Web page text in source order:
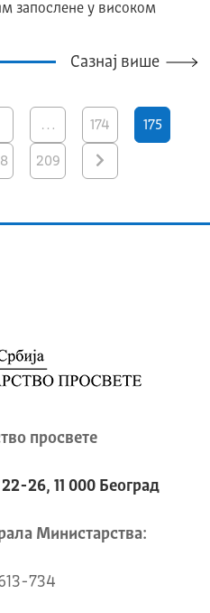
запослене у високом
Сазнај више
… 174 175
209
просвете
26, 11 000 Београд
Mинистарства:
734